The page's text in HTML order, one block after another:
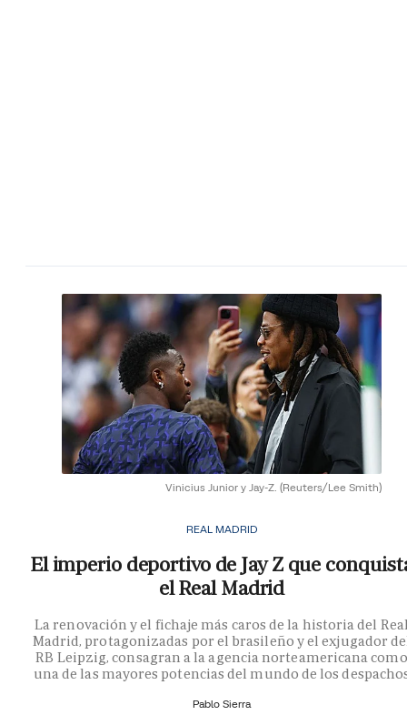
Vinicius Junior y Jay-Z. (Reuters/Lee Smith)
REAL MADRID
El imperio deportivo de Jay Z que
el Real Madrid
La renovación y el fichaje más caros de la historia del
Madrid, protagonizadas por el brasileño y el exjugador
RB Leipzig, consagran a la agencia norteamericana como
una de las mayores potencias del mundo de los
Pablo Sierra